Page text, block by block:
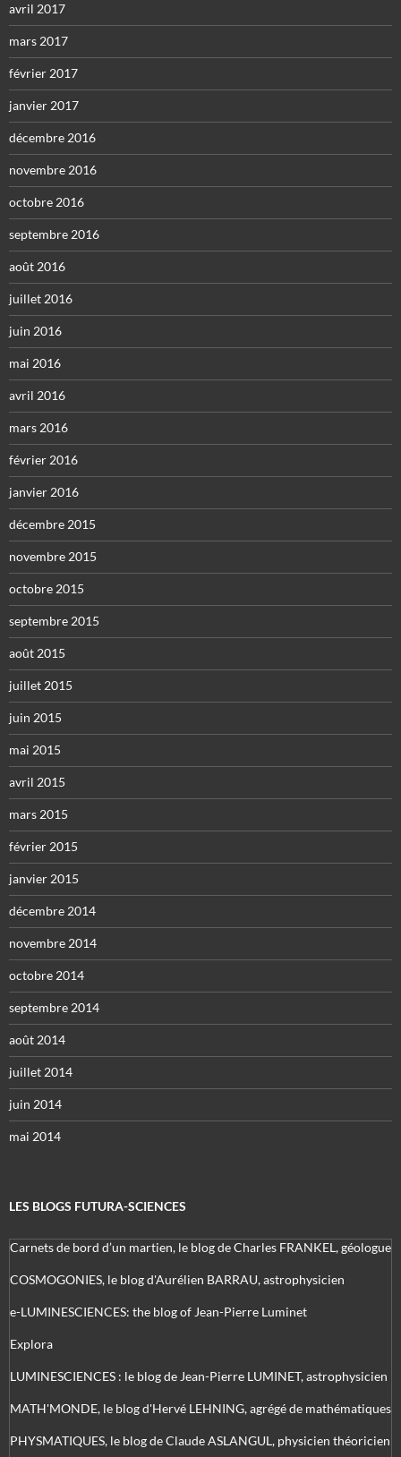
avril 2017
mars 2017
février 2017
janvier 2017
décembre 2016
novembre 2016
octobre 2016
septembre 2016
août 2016
juillet 2016
juin 2016
mai 2016
avril 2016
mars 2016
février 2016
janvier 2016
décembre 2015
novembre 2015
octobre 2015
septembre 2015
août 2015
juillet 2015
juin 2015
mai 2015
avril 2015
mars 2015
février 2015
janvier 2015
décembre 2014
novembre 2014
octobre 2014
septembre 2014
août 2014
juillet 2014
juin 2014
mai 2014
LES BLOGS FUTURA-SCIENCES
Carnets de bord d’un martien, le blog de Charles FRANKEL, géologue
COSMOGONIES, le blog d'Aurélien BARRAU, astrophysicien
e-LUMINESCIENCES: the blog of Jean-Pierre Luminet
Explora
LUMINESCIENCES : le blog de Jean-Pierre LUMINET, astrophysicien
MATH'MONDE, le blog d'Hervé LEHNING, agrégé de mathématiques
PHYSMATIQUES, le blog de Claude ASLANGUL, physicien théoricien